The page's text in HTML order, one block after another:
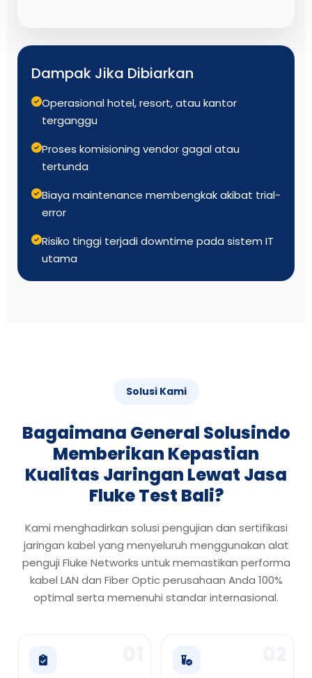
Dampak Jika Dibiarkan
Operasional hotel, resort, atau kantor
terganggu
Proses komisioning vendor gagal atau
tertunda
Biaya maintenance membengkak akibat trial-
error
Risiko tinggi terjadi downtime pada sistem IT
utama
Solusi Kami
Bagaimana General Solusindo
Memberikan Kepastian
Kualitas Jaringan Lewat Jasa
Fluke Test Bali?
Kami menghadirkan solusi pengujian dan sertifikasi
jaringan kabel yang menyeluruh menggunakan alat
penguji Fluke Networks untuk memastikan performa
kabel LAN dan Fiber Optic perusahaan Anda 100%
optimal serta memenuhi standar internasional.